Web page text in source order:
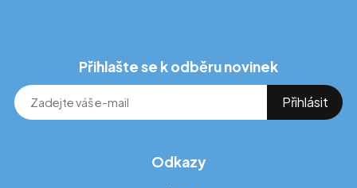
Přihlašte se k odběru novinek
Odkazy